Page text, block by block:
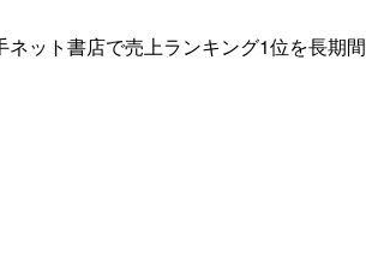
ット書店で売上ランキング1位を長期間